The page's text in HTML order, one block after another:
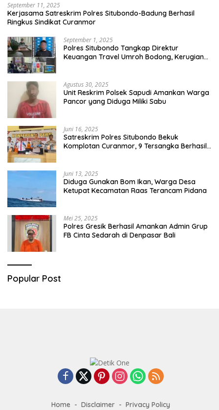
September 11, 2025
Kerjasama Satreskrim Polres Situbondo-Badung Berhasil
Ringkus Sindikat Curanmor
September 1, 2025
Polres Situbondo Tangkap Direktur
Keuangan Travel Umroh Bodong, Kerugian
Agustus 30, 2025
Unit Reskrim Polsek Sapudi Amankan Warga
Pancor yang Diduga Miliki Sabu
Juni 16, 2025
Satreskrim Polres Situbondo Bekuk
Komplotan Curanmor, 9 Tersangka Berhasil
Juni 13, 2025
Diduga Gunakan Bom Ikan, Warga Desa
Ketupat Kecamatan Raas Terancam Pidana
Mei 25, 2025
Polres Gresik Berhasil Amankan Admin Grup
FB Cinta Sedarah di Denpasar Bali
Popular Post
Home Disclaimer Privacy Policy